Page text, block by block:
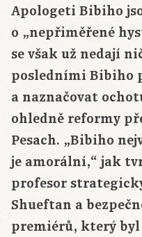
Apologeti Bibiho
o „nepřiměřené
se však už nedají
posledními Bibiho
a naznačovat
ohledně reformy
Pesach. „Bibiho
je amorální,“ jak
profesor
Shueftan a
premiérů, který byl